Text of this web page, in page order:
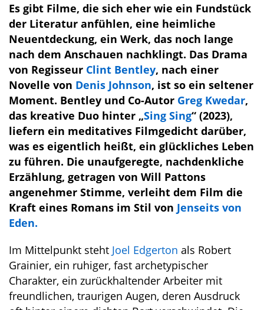
Es gibt Filme, die sich eher wie ein Fundstück
der Literatur anfühlen, eine heimliche
Neuentdeckung, ein Werk, das noch lange
nach dem Anschauen nachklingt. Das Drama
von Regisseur Clint Bentley, nach einer
Novelle von Denis Johnson, ist so ein seltener
Moment. Bentley und Co-Autor Greg Kwedar,
das kreative Duo hinter „Sing Sing“ (2023),
liefern ein meditatives Filmgedicht darüber,
was es eigentlich heißt, ein glückliches Leben
zu führen. Die unaufgeregte, nachdenkliche
Erzählung, getragen von Will Pattons
angenehmer Stimme, verleiht dem Film die
Kraft eines Romans im Stil von Jenseits von
Eden.
Im Mittelpunkt steht Joel Edgerton als Robert
Grainier, ein ruhiger, fast archetypischer
Charakter, ein zurückhaltender Arbeiter mit
freundlichen, traurigen Augen, deren Ausdruck